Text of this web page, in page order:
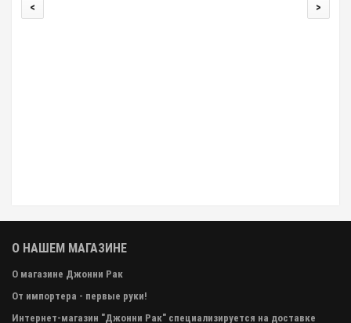
< >
О НАШЕМ МАГАЗИНЕ
О магазине Джонни Рак
От импортера - первые руки!
Интернет-магазин "Джонни Рак" специализируется на доставке